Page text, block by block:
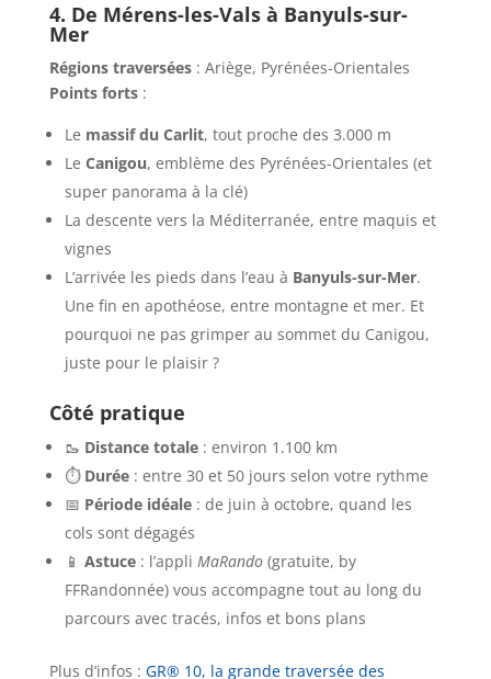
4. De Mérens-les-Vals à Banyuls-sur-
Mer
Régions traversées: Ariège, Pyrénées-Orientales
Points forts:
Le massif du Carlit, tout proche des 3.000 m
Le Canigou, emblème des Pyrénées-Orientales (et
super panorama à la clé)
La descente vers la Méditerranée, entre maquis et
vignes
L’arrivée les pieds dans l’eau à Banyuls-sur-Mer.
Une fin en apothéose, entre montagne et mer. Et
pourquoi ne pas grimper au sommet du Canigou,
juste pour le plaisir ?
Côté pratique
🥾 Distance totale: environ 1.100 km
⏱️ Durée: entre 30 et 50 jours selon votre rythme
📅 Période idéale: de juin à octobre, quand les
cols sont dégagés
📱 Astuce: l’appli MaRando(gratuite, by
FFRandonnée) vous accompagne tout au long du
parcours avec tracés, infos et bons plans
Plus d’infos : GR® 10, la grande traversée des